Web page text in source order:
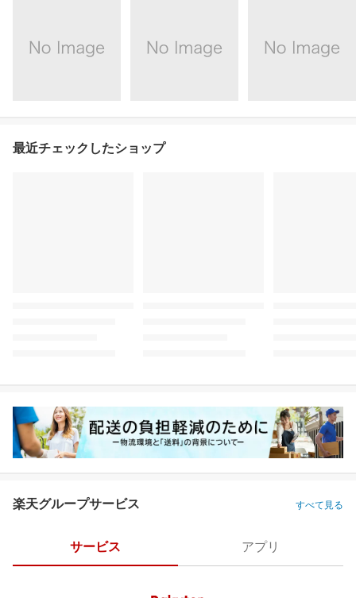
最近チェックしたショップ
楽天グループサービス すべて見る
サービス アプリ